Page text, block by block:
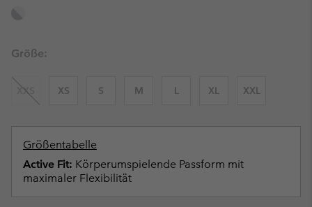
Größe:
XXS XS S M L XL XXL
Größentabelle
Active Fit: Körperumspielende Passform mit
maximaler Flexibilität